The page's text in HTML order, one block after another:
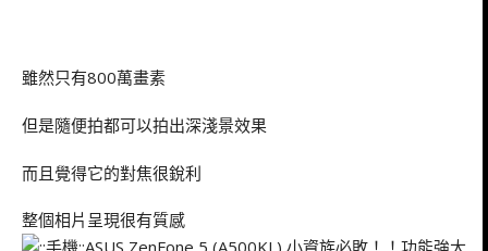
雖然只有800萬畫素
但是隨便拍都可以拍出深淺景效果
而且覺得它的對焦很銳利
整個相片呈現很有質感